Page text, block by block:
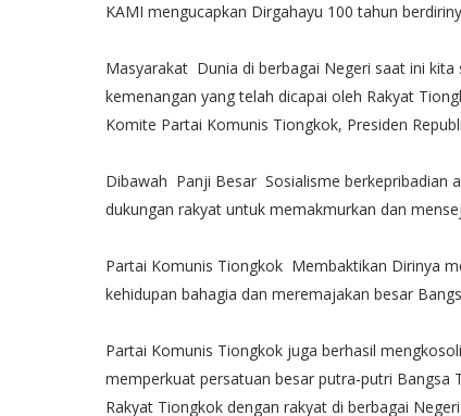
KAMI mengucapkan Dirgahayu 100 tahun
Masyarakat Dunia di berbagai Negeri saat ini
kemenangan yang telah dicapai oleh Rakyat
Komite Partai Komunis Tiongkok, Presiden
Dibawah Panji Besar Sosialisme berkepribadian
dukungan rakyat untuk memakmurkan dan
Partai Komunis Tiongkok Membaktikan Dirinya
kehidupan bahagia dan meremajakan besar
Partai Komunis Tiongkok juga berhasil
memperkuat persatuan besar putra-putri Bangsa
Rakyat Tiongkok dengan rakyat di berbagai